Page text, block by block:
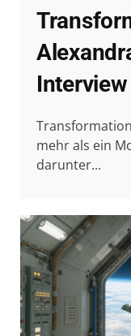
Interview
mehr als ein
darunter...